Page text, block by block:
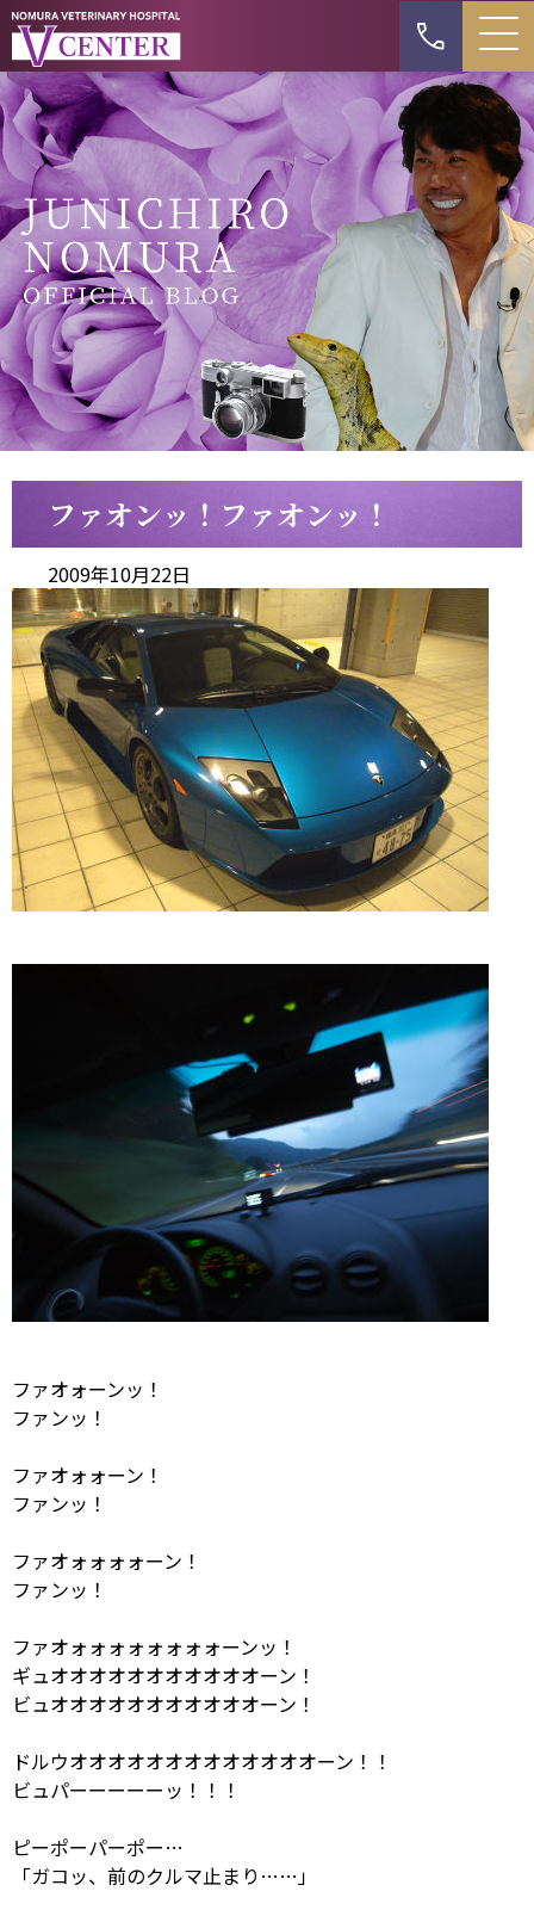
ファオンッ！ファオンッ！
2009年10月22日
ファオォーンッ！
ファンッ！
ファオォォーン！
ファンッ！
ファオォォォォーン！
ファンッ！
ファオォォォォォォォォーンッ！
ギュオオオオオオオオオオオーン！
ビュオオオオオオオオオオオーン！
ドルウオオオオオオオオオオオオオーン！！
ビュパーーーーーッ！！！
ピーポーパーポー…
「ガコッ、前のクルマ止まり……」